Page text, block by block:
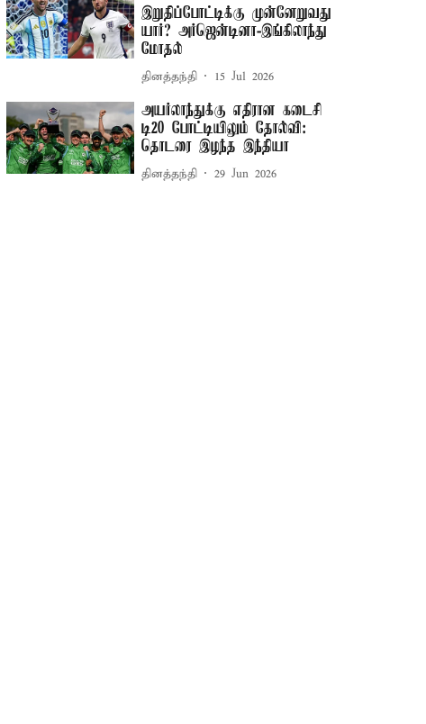
இறுதிப்போட்டிக்கு முன்னேறுவது
யார்? அர்ஜென்டினா-இங்கிலாந்து
மோதல்
தினத்தந்தி 15 Jul 2026
அயர்லாந்துக்கு எதிரான கடைசி
டி20 போட்டியிலும் தோல்வி:
தொடரை இழந்த இந்தியா
தினத்தந்தி 29 Jun 2026